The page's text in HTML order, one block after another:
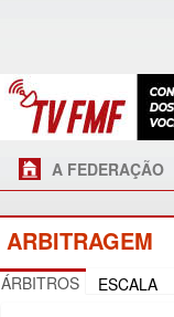
A FEDERAÇÃO
ARBITRAGEM
ÁRBITROS ESCALA